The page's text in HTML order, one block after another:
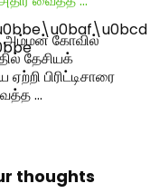
அம்மன் கோவில்
தேசியக்
பிரிட்டிசாரை
…
thoughts